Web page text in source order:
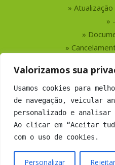
Valorizamos sua
Usamos cookies para
de navegação, veicular
personalizado e analisar
Ao clicar em “Aceitar
com o uso de cookies.
Personalizar
Busca por
Busca
Números
Copyright 2019 CRMV-MS -